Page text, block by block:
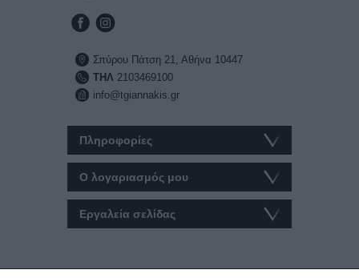
Πληροφορίες
Ο λογαριασμός μου
Εργαλεία σελίδας
Σπύρου Πάτση 21, Αθήνα 10447
ΤΗΛ2103469100
info@tgiannakis.gr